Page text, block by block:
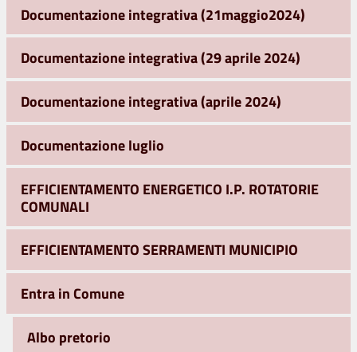
Documentazione integrativa (21maggio2024)
Documentazione integrativa (29 aprile 2024)
Documentazione integrativa (aprile 2024)
Documentazione luglio
EFFICIENTAMENTO ENERGETICO I.P. ROTATORIE
COMUNALI
EFFICIENTAMENTO SERRAMENTI MUNICIPIO
Entra in Comune
Albo pretorio